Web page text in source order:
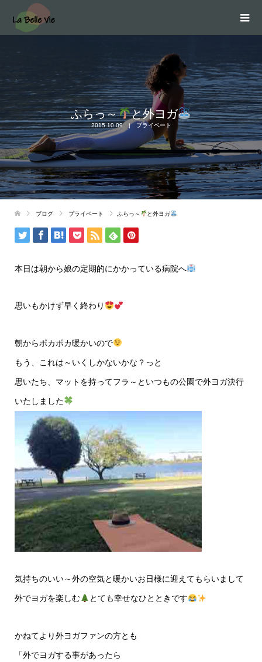
ふらっ～ と外ヨガ
2015.10.09 プライベート
ブログ プライベート ふらっ～ と外ヨガ
本日は朝から娘の定期的にかかっている病院へ
思いもかけず早く終わり
朝からポカポカ暖かいので
もう、これは～いくしかないかな？っと
思いたち、マットを持ってフラ～といつもの公園で外ヨガ決行
いたしました
気持ちのいい～外の空気と暖かいお日様に迎えてもらいまして
外でヨガを楽しむ とても幸せなひとときです
かねてより外ヨガファンの方とも
「外でヨガする事があったら